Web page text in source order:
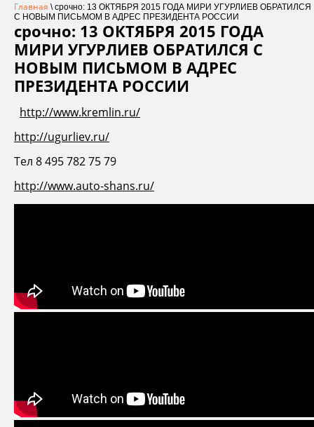
Главная \ срочно: 13 ОКТЯБРЯ 2015 ГОДА МИРИ УГУРЛИЕВ ОБРАТИЛСЯ
С НОВЫМ ПИСЬМОМ В АДРЕС ПРЕЗИДЕНТА РОССИИ
срочно: 13 ОКТЯБРЯ 2015 ГОДА
МИРИ УГУРЛИЕВ ОБРАТИЛСЯ С
НОВЫМ ПИСЬМОМ В АДРЕС
ПРЕЗИДЕНТА РОССИИ
http://www.kremlin.ru/
http://ugurliev.ru/
Тел 8 495 782 75 79
http://www.auto-shans.ru/